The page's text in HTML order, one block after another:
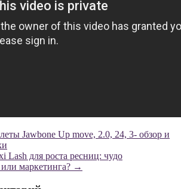
Jawbone Up move, 2.0, 24, 3- обзор и
Lash для роста ресниц: чудо
маркетинга? →